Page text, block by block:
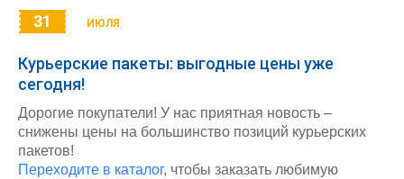
31 ИЮЛЯ
Курьерские пакеты: выгодные цены уже
сегодня!
Дорогие покупатели! У нас приятная новость –
снижены цены на большинство позиций курьерских
пакетов!
Переходите в каталог, чтобы заказать любимую